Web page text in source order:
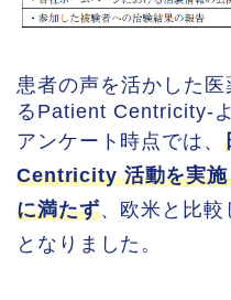
患者の声を活かした
るPatient Centricity-
アンケート時点では、
Centricity 活動を実施
に満たず、欧米と比較
となりました。